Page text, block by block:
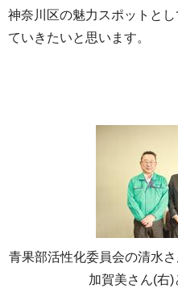
神奈川区の魅力スポットと
ていきたいと思います。
青果部活性化委員会の清水
加賀美さん(右